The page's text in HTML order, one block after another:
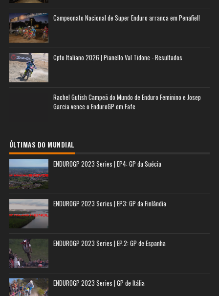
Campeonato Nacional de Super Enduro arranca em Penafiel!
Cpto Italiano 2026 | Pianello Val Tidone - Resultados
Rachel Gutish Campeã do Mundo de Enduro Feminino e Josep
Garcia vence o EnduroGP em Fafe
ÚLTIMAS DO MUNDIAL
ENDUROGP 2023 Series | EP4: GP da Suécia
ENDUROGP 2023 Series | EP3: GP da Finlândia
ENDUROGP 2023 Series | EP.2: GP de Espanha
ENDUROGP 2023 Series | GP de Itália